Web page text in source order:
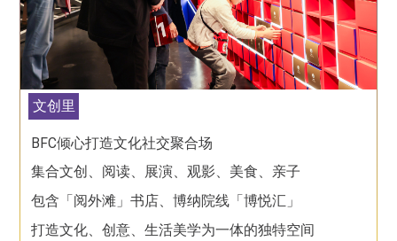
文创里
BFC倾心打造文化社交聚合场
集合文创、阅读、展演、观影、美食、亲子
包含「阅外滩」书店、博纳院线「博悦汇」
打造文化、创意、生活美学为一体的独特空间